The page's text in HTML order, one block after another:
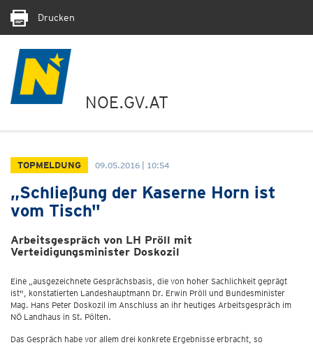
Drucken
NOE.GV.AT
TOPMELDUNG 09.05.2016 | 10:54
„Schließung der Kaserne Horn ist
vom Tisch"
Arbeitsgespräch von LH Pröll mit
Verteidigungsminister Doskozil
Eine „ausgezeichnete Gesprächsbasis, die von hoher Sachlichkeit geprägt
ist", konstatierten Landeshauptmann Dr. Erwin Pröll und Bundesminister
Mag. Hans Peter Doskozil im Anschluss an ihr heutiges Arbeitsgespräch im
NÖ Landhaus in St. Pölten.
Das Gespräch habe vor allem drei konkrete Ergebnisse erbracht, so